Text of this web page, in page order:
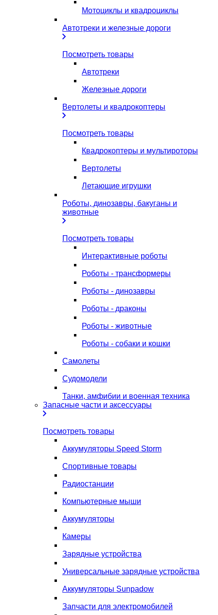
Мотоциклы и квадроциклы
Автотреки и железные дороги
Посмотреть товары
Автотреки
Железные дороги
Вертолеты и квадрокоптеры
Посмотреть товары
Квадрокоптеры и мультироторы
Вертолеты
Летающие игрушки
Роботы, динозавры, бакуганы и
животные
Посмотреть товары
Интерактивные роботы
Роботы - трансформеры
Роботы - динозавры
Роботы - драконы
Роботы - животные
Роботы - собаки и кошки
Самолеты
Судомодели
Танки, амфибии и военная техника
Запасные части и аксессуары
Посмотреть товары
Аккумуляторы Speed Storm
Спортивные товары
Радиостанции
Компьютерные мыши
Аккумуляторы
Камеры
Зарядные устройства
Универсальные зарядные устройства
Аккумуляторы Sunpadow
Запчасти для электромобилей